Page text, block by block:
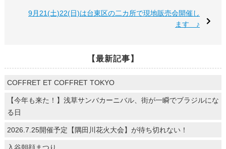
9月21(土)22(日)は台東区の二カ所で現地販売会開催し
ます ♪
【最新記事】
COFFRET ET COFFRET TOKYO
【今年も来た！】浅草サンバカーニバル、街が一瞬でブラジルにな
る日
2026.7.25開催予定【隅田川花火大会】が待ち切れない！